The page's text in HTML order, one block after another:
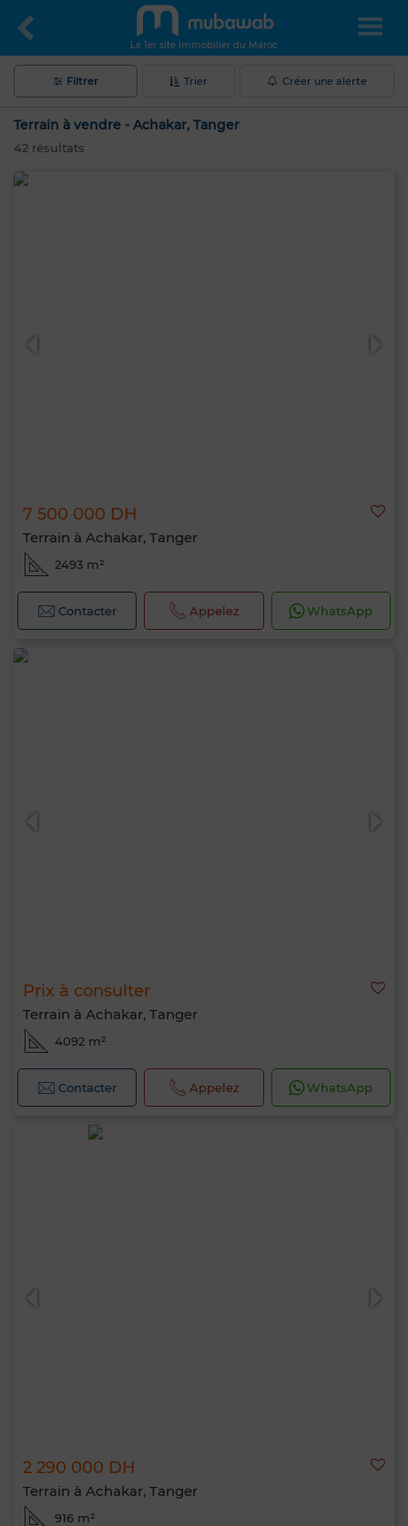
Le 1er site immobilier du Maroc
Filtrer Trier Créer une alerte
Terrain à vendre - Achakar, Tanger
42 résultats
7 500 000 DH
Terrain à Achakar, Tanger
2493 m²
Contacter Appelez WhatsApp
Prix à consulter
Terrain à Achakar, Tanger
4092 m²
Contacter Appelez WhatsApp
2 290 000 DH
Terrain à Achakar, Tanger
916 m²